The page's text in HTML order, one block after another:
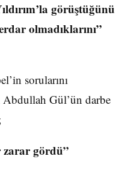
görüştüğünü
olmadıklarını”
sorularını
Abdullah Gül’ün darbe
gördü”